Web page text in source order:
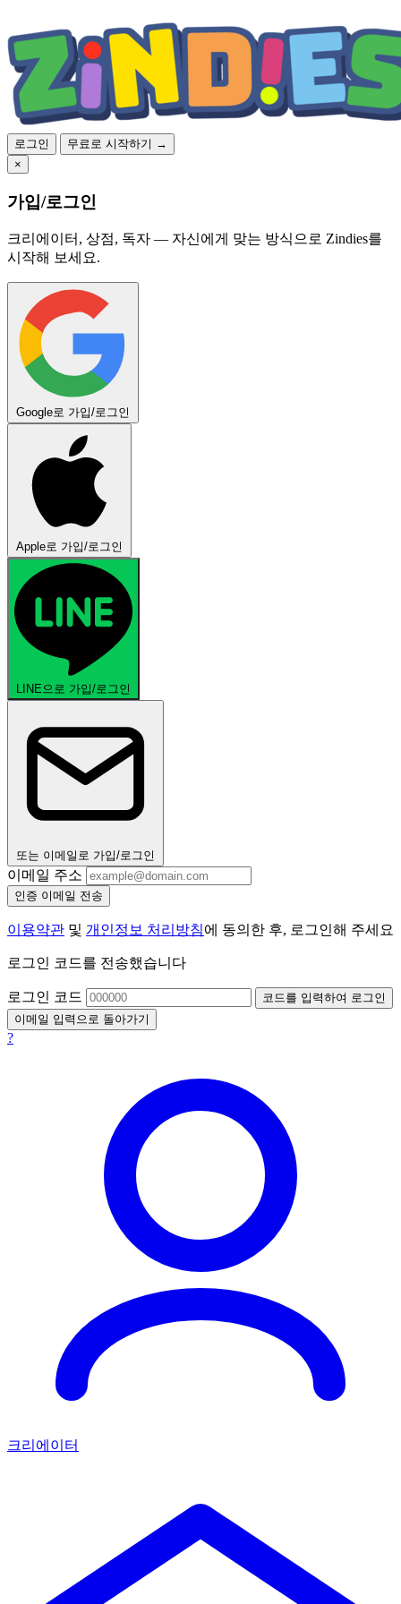
로그인
무료로 시작하기 →
×
가입/로그인
크리에이터, 상점, 독자 — 자신에게 맞는 방식으로 Zindies를
시작해 보세요.
Google로 가입/로그인
Apple로 가입/로그인
LINE으로 가입/로그인
또는 이메일로 가입/로그인
이메일 주소
인증 이메일 전송
이용약관 및 개인정보 처리방침에 동의한 후, 로그인해 주세요
로그인 코드를 전송했습니다
로그인 코드
코드를 입력하여 로그인
이메일 입력으로 돌아가기
?
크리에이터